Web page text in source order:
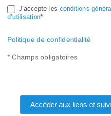
J'accepte les conditions
d’utilisation*
Politique de confidentialité
* Champs obligatoires
Accéder aux liens et